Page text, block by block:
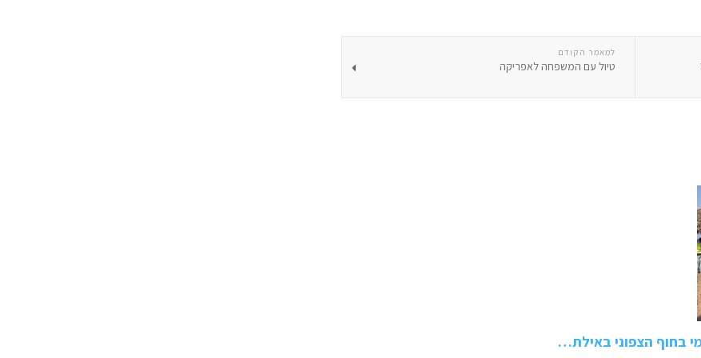
למאמר הקודם
טיול עם המשפחה לאפריקה
בחוף הצפוני באילת…